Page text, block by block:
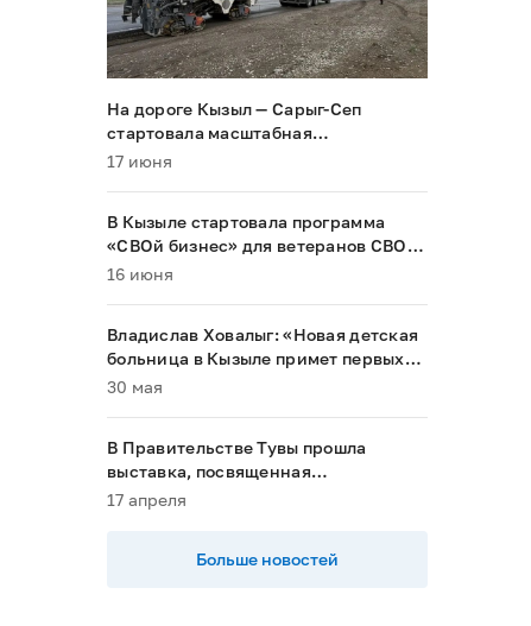
На дороге Кызыл — Сарыг-Сеп
стартовала масштабная
реконструкция
17 июня
В Кызыле стартовала программа
«СВОй бизнес» для ветеранов СВО и
их семей
16 июня
Владислав Ховалыг: «Новая детская
больница в Кызыле примет первых
пациентов в 2028 году»
30 мая
В Правительстве Тувы прошла
выставка, посвященная
национальным проектам
17 апреля
Больше новостей